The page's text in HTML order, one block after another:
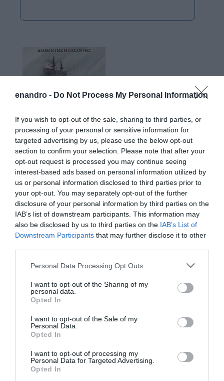
enandro - Do Not Process My Personal Information
If you wish to opt-out of the sale, sharing to third parties, or
processing of your personal or sensitive information for
targeted advertising by us, please use the below opt-out
section to confirm your selection. Please note that after your
opt-out request is processed you may continue seeing
interest-based ads based on personal information utilized by
us or personal information disclosed to third parties prior to
your opt-out. You may separately opt-out of the further
disclosure of your personal information by third parties on the
IAB’s list of downstream participants. This information may
also be disclosed by us to third parties on the IAB’s List of
Downstream Participants that may further disclose it to other
Please note that this website/app uses one or more Google
not limited to your visit or usage behaviour. You may click to
grant or deny consent to Google and its third-party tags to
use your data for below specified purposes in below Google
consent section.
Personal Data Processing Opt Outs
I want to opt-out of the Sharing of my
personal data.
Opted In
I want to opt-out of the Sale of my
Personal Data.
Opted In
I want to opt-out of processing my
Personal Data for Targeted Advertising.
Opted In
Προτεινόμενα άρθρα